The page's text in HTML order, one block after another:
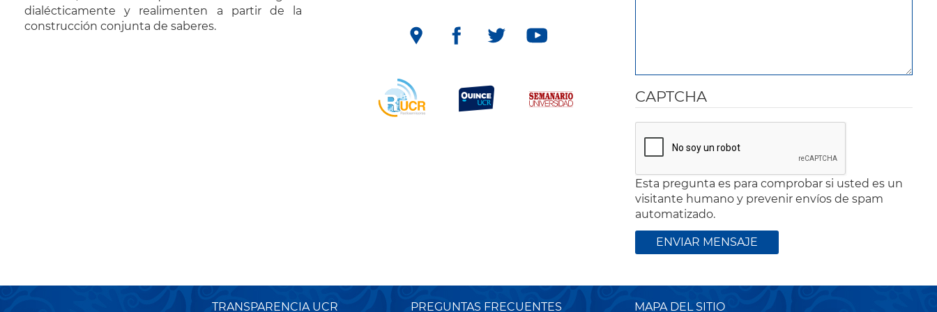
dialécticamente y realimenten a partir de la
construcción conjunta de saberes.
CAPTCHA
Esta pregunta es para comprobar si usted es un
visitante humano y prevenir envíos de spam
automatizado.
TRANSPARENCIA UCR PREGUNTAS FRECUENTES MAPA DEL SITIO